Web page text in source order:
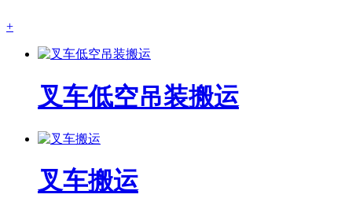
+
叉车低空吊装搬运
叉车搬运